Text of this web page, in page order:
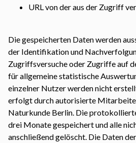
URL von der aus der Zugriff
Die gespeicherten Daten werden
der Identifikation und
Zugriffsversuche oder Zugriffe auf
für allgemeine statistische
einzelner Nutzer werden nicht
erfolgt durch autorisierte
Naturkunde Berlin. Die
drei Monate gespeichert und alle
anschließend gelöscht. Die Daten